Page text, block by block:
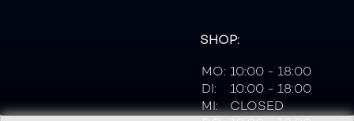
SHOP:
MO: 10:00 - 18:00
DI:
10:00 - 18:00
MI:
CLOSED